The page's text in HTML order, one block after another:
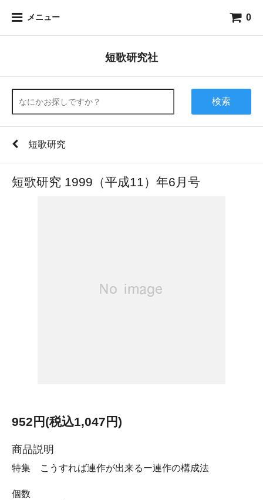
メニュー 0
短歌研究社
検索
短歌研究
短歌研究 1999（平成11）年6月号
952円(税込1,047円)
商品説明
特集 こうすれば連作が出来るー連作の構成法
個数